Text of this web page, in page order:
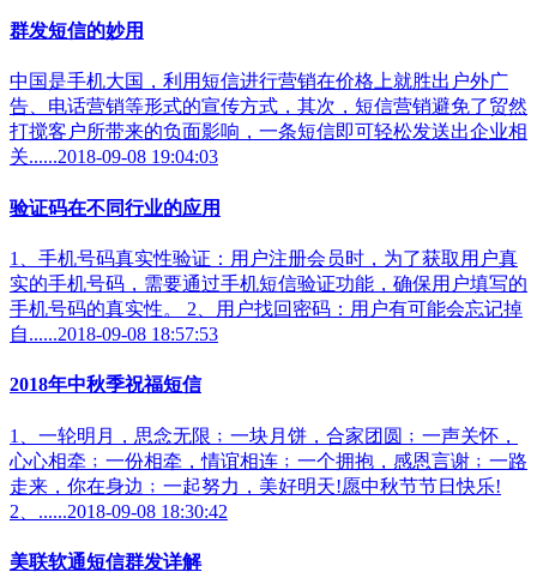
群发短信的妙用
中国是手机大国，利用短信进行营销在价格上就胜出户外广
告、电话营销等形式的宣传方式，其次，短信营销避免了贸然
打搅客户所带来的负面影响，一条短信即可轻松发送出企业相
关......2018-09-08 19:04:03
验证码在不同行业的应用
1、手机号码真实性验证：用户注册会员时，为了获取用户真
实的手机号码，需要通过手机短信验证功能，确保用户填写的
手机号码的真实性。 2、用户找回密码：用户有可能会忘记掉
自......2018-09-08 18:57:53
2018年中秋季祝福短信
1、一轮明月，思念无限﹔一块月饼，合家团圆﹔一声关怀，
心心相牵﹔一份相牵，情谊相连﹔一个拥抱，感恩言谢﹔一路
走来，你在身边﹔一起努力，美好明天!愿中秋节节日快乐!
2、......2018-09-08 18:30:42
美联软通短信群发详解